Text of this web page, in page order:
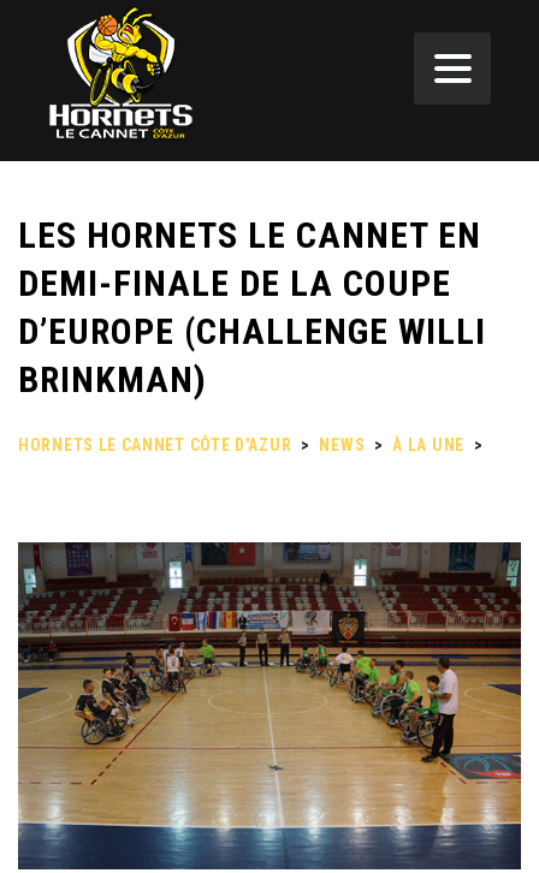
LES HORNETS LE CANNET EN
DEMI-FINALE DE LA COUPE
D’EUROPE (CHALLENGE WILLI
BRINKMAN)
HORNETS LE CANNET CÔTE D'AZUR > NEWS > À LA UNE
>